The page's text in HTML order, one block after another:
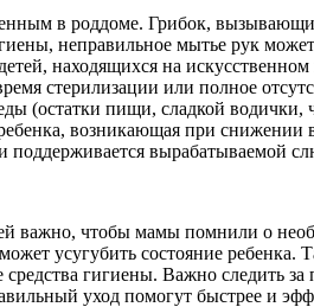
в роддоме. Грибок,
неправильное мытье рук
находящихся на
стерилизации или полное
(остатки пищи, сладкой
возникающая при снижении
вырабатываемой
чтобы мамы помнили о
усугубить состояние
средства гигиены. Важно следить
уход помогут быстрее и